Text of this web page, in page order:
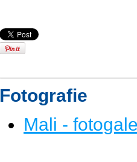
Fotografie
Mali -